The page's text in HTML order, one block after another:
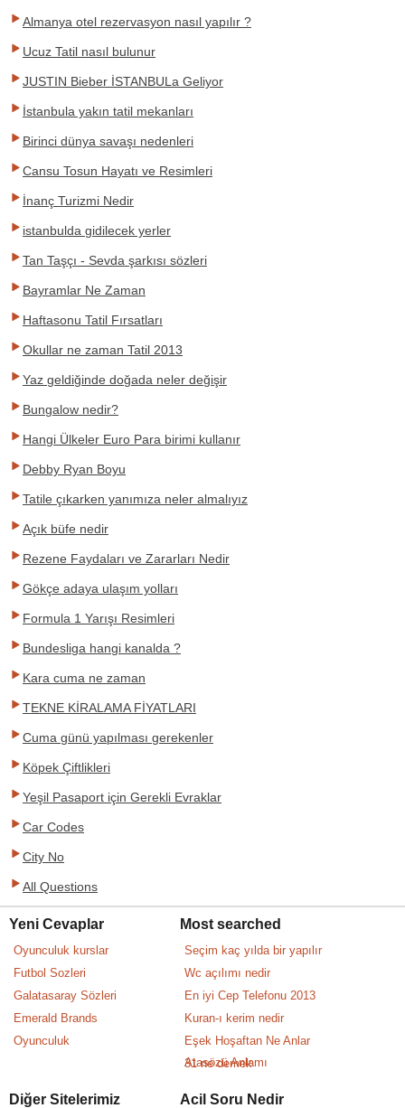
Almanya otel rezervasyon nasıl yapılır ?
Ucuz Tatil nasıl bulunur
JUSTIN Bieber İSTANBULa Geliyor
İstanbula yakın tatil mekanları
Birinci dünya savaşı nedenleri
Cansu Tosun Hayatı ve Resimleri
İnanç Turizmi Nedir
istanbulda gidilecek yerler
Tan Taşçı - Sevda şarkısı sözleri
Bayramlar Ne Zaman
Haftasonu Tatil Fırsatları
Okullar ne zaman Tatil 2013
Yaz geldiğinde doğada neler değişir
Bungalow nedir?
Hangi Ülkeler Euro Para birimi kullanır
Debby Ryan Boyu
Tatile çıkarken yanımıza neler almalıyız
Açık büfe nedir
Rezene Faydaları ve Zararları Nedir
Gökçe adaya ulaşım yolları
Formula 1 Yarışı Resimleri
Bundesliga hangi kanalda ?
Kara cuma ne zaman
TEKNE KİRALAMA FİYATLARI
Cuma günü yapılması gerekenler
Köpek Çiftlikleri
Yeşil Pasaport için Gerekli Evraklar
Car Codes
City No
All Questions
Yeni Cevaplar
Oyunculuk kurslar
Futbol Sozleri
Galatasaray Sözleri
Emerald Brands
Oyunculuk
Most searched
Seçim kaç yılda bir yapılır
Wc açılımı nedir
En iyi Cep Telefonu 2013
Kuran-ı kerim nedir
Eşek Hoşaftan Ne Anlar
Atasözü Anlamı
31 ne demek
Diğer Sitelerimiz Acil Soru Nedir